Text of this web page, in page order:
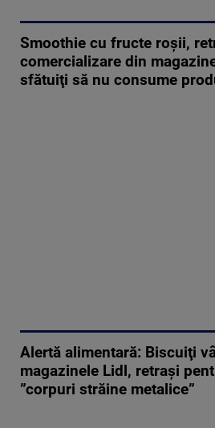
Smoothie cu fructe roşii,
comercializare din
sfătuiţi să nu consume
Alertă alimentară: Biscuiţi
magazinele Lidl, retraşi
”corpuri străine metalice”